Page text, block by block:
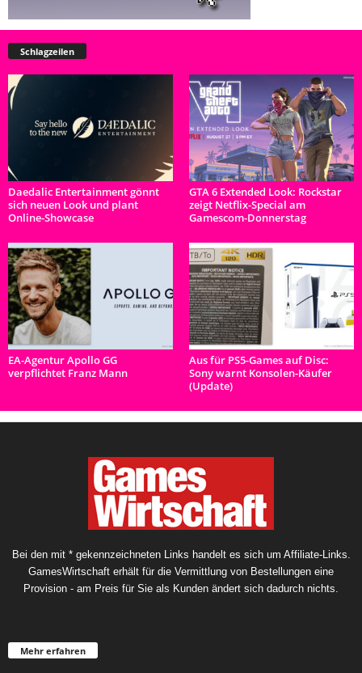
Schlagzeilen
Daedalic Entertainment gönnt
sich neuen Look und plant
Online-Showcase
GTA 6 Extended Look: Rockstar
zeigt Netflix-Special am
Gamescom-Donnerstag
EA-Agentur Apollo GG
verpflichtet Franz Mann
Aus für PS5-Games auf Disc:
Sony warnt Konsolen-Käufer
(Update)
Bei den mit * gekennzeichneten Links handelt es sich um Affiliate-Links.
GamesWirtschaft erhält für die Vermittlung von Bestellungen eine
Provision - am Preis für Sie als Kunden ändert sich dadurch nichts.
Mehr erfahren